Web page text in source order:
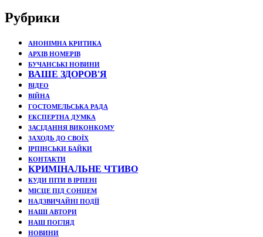
Рубрики
АНОНІМНА КРИТИКА
АРХІВ НОМЕРІВ
БУЧАНСЬКІ НОВИНИ
ВАШЕ ЗДОРОВ'Я
ВІДЕО
ВІЙНА
ГОСТОМЕЛЬСЬКА РАДА
ЕКСПЕРТНА ДУМКА
ЗАСІДАННЯ ВИКОНКОМУ
ЗАХОДЬ ДО СВОЇХ
ІРПІНСЬКИ БАЙКИ
КОНТАКТИ
КРИМІНАЛЬНЕ ЧТИВО
КУДИ ПІТИ В ІРПЕНІ
МІСЦЕ ПІД СОНЦЕМ
НАДЗВИЧАЙНІ ПОДЇЇ
НАШІ АВТОРИ
НАШ ПОГЛЯД
НОВИНИ